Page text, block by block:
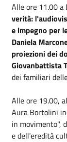
Alle ore 11.00
verità:
e impegno per
Daniela
proiezioni dei
Giovanbattista
dei familiari
Alle ore 19.00,
Aura Bortolini
in movimento",
e dell'eredità